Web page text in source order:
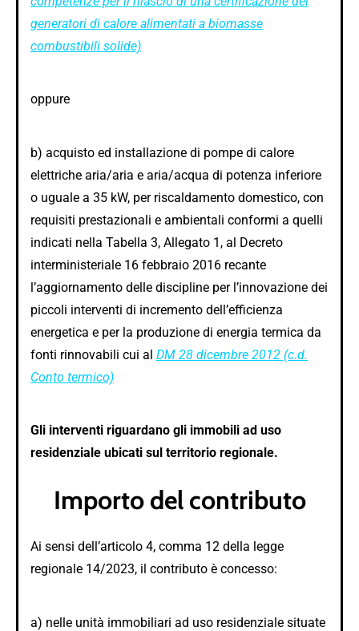
generatori di calore alimentati a biomasse
combustibili solide)
oppure
b) acquisto ed installazione di pompe di calore
elettriche aria/aria e aria/acqua di potenza inferiore
o uguale a 35 kW, per riscaldamento domestico, con
requisiti prestazionali e ambientali conformi a quelli
indicati nella Tabella 3, Allegato 1, al Decreto
interministeriale 16 febbraio 2016 recante
l’aggiornamento delle discipline per l’innovazione dei
piccoli interventi di incremento dell’efficienza
energetica e per la produzione di energia termica da
fonti rinnovabili cui al DM 28 dicembre 2012 (c.d.
Conto termico)
Gli interventi riguardano gli immobili ad uso
residenziale ubicati sul territorio regionale.
Importo del contributo
Ai sensi dell’articolo 4, comma 12 della legge
regionale 14/2023, il contributo è concesso:
a) nelle unità immobiliari ad uso residenziale situate